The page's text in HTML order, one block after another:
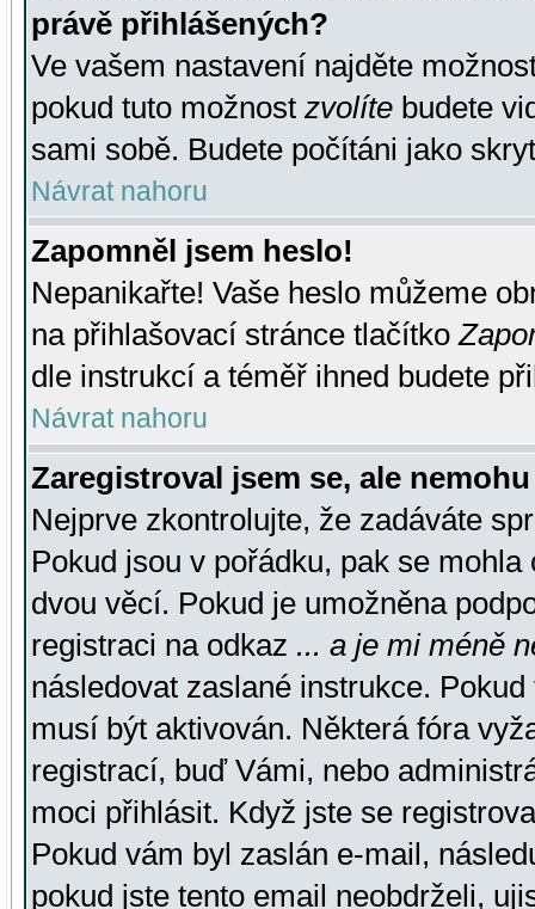
právě přihlášených?
Ve vašem nastavení najděte
pokud tuto možnost zvolíte budete
sami sobě. Budete počítáni jako
Návrat nahoru
Zapomněl jsem heslo!
Nepanikařte! Vaše heslo můžeme
na přihlašovací stránce tlačítko
dle instrukcí a téměř ihned budete
Návrat nahoru
Zaregistroval jsem se, ale
Nejprve zkontrolujte, že zadáváte
Pokud jsou v pořádku, pak se
dvou věcí. Pokud je umožněna
registraci na odkaz ... a je mi méně
následovat zaslané instrukce.
musí být aktivován. Některá fóra
registrací, buď Vámi, nebo
moci přihlásit. Když jste se
Pokud vám byl zaslán e-mail,
pokud jste tento email neobdrželi,